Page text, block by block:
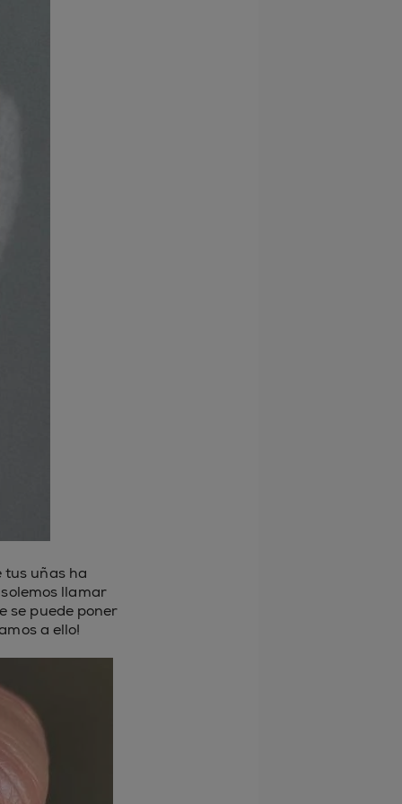
tus uñas ha
llamar
se puede poner
a ello!